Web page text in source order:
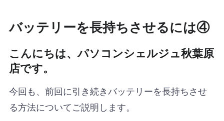
バッテリーを長持ちさせるには④
こんにちは、パソコンシェルジュ秋葉原
店です。
今回も、前回に引き続きバッテリーを長持ちさせ
る方法についてご説明します。